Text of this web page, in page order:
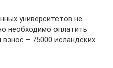
университетов не
необходимо оплатить
– 75000 исландских